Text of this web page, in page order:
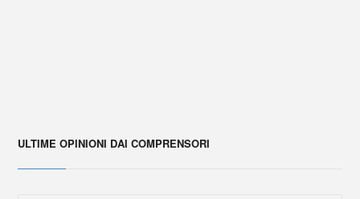
ULTIME OPINIONI DAI COMPRENSORI